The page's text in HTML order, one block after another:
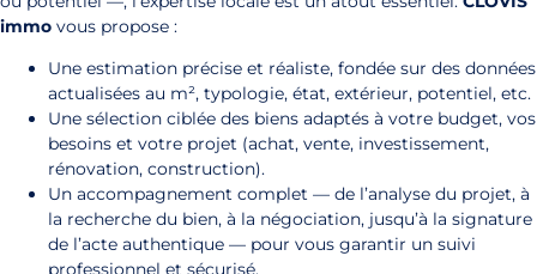
immo vous propose :
Une estimation précise et réaliste, fondée sur des données
actualisées au m², typologie, état, extérieur, potentiel, etc.
Une sélection ciblée des biens adaptés à votre budget, vos
besoins et votre projet (achat, vente, investissement,
rénovation, construction).
Un accompagnement complet — de l’analyse du projet, à
la recherche du bien, à la négociation, jusqu’à la signature
de l’acte authentique — pour vous garantir un suivi
professionnel et sécurisé.